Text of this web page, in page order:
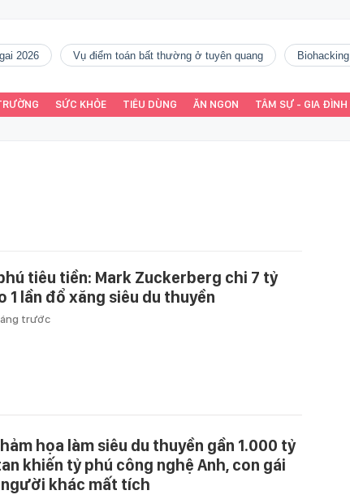
2026 vụ điểm toán bất thường ở tuyên quang Biohacking
SỨC KHỎE TIÊU DÙNG ĂN NGON TÂM SỰ - GIA ĐÌNH
tiêu tiền: Mark Zuckerberg chi 7 tỷ
1 lần đổ xăng siêu du thuyền
trước
họa làm siêu du thuyền gần 1.000 tỷ
khiến tỷ phú công nghệ Anh, con gái
khác mất tích